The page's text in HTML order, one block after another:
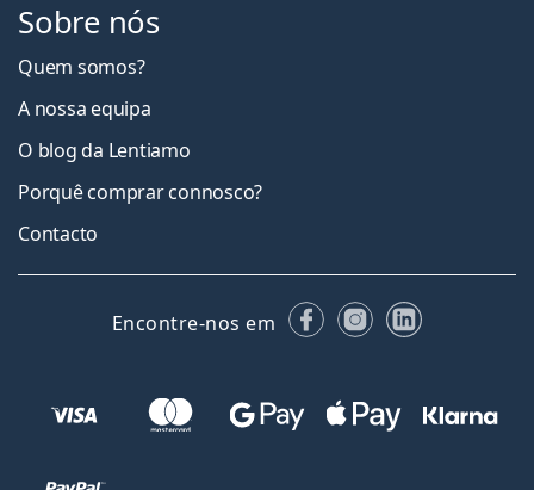
Sobre nós
Quem somos?
A nossa equipa
O blog da Lentiamo
Porquê comprar connosco?
Contacto
Encontre-nos em FacebookInstagram
LinkedIn